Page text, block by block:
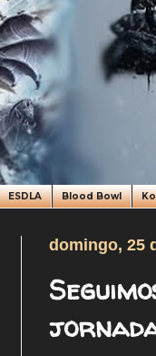
ESDLA Blood Bowl
domingo, 25